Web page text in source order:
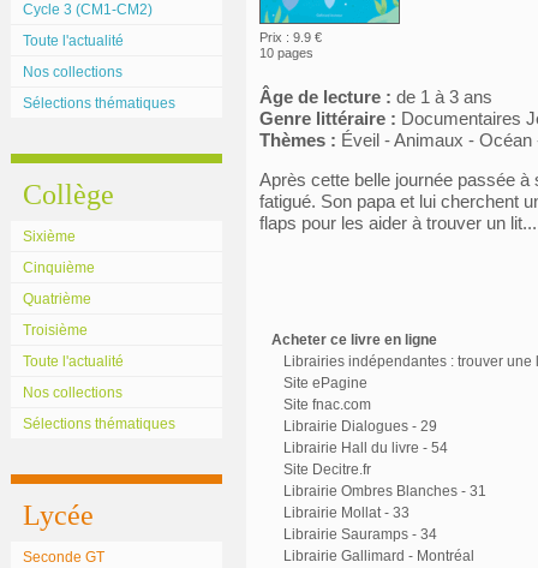
Cycle 3 (CM1-CM2)
Toute l'actualité
Nos collections
Sélections thématiques
Collège
Sixième
Cinquième
Quatrième
Troisième
Toute l'actualité
Nos collections
Sélections thématiques
Lycée
Seconde GT
Prix : 9.9 €
10 pages
Âge de lecture : de 1 à 3 ans
Genre littéraire : Documentaires
Thèmes : Éveil - Animaux -
Après cette belle journée passée
fatigué. Son papa et lui cherchent
flaps pour les aider à trouver un
Acheter ce livre en ligne
Librairies indépendantes : trouver une
Site ePagine
Site fnac.com
Librairie Dialogues - 29
Librairie Hall du livre - 54
Site Decitre.fr
Librairie Ombres Blanches - 31
Librairie Mollat - 33
Librairie Sauramps - 34
Librairie Gallimard - Montréal